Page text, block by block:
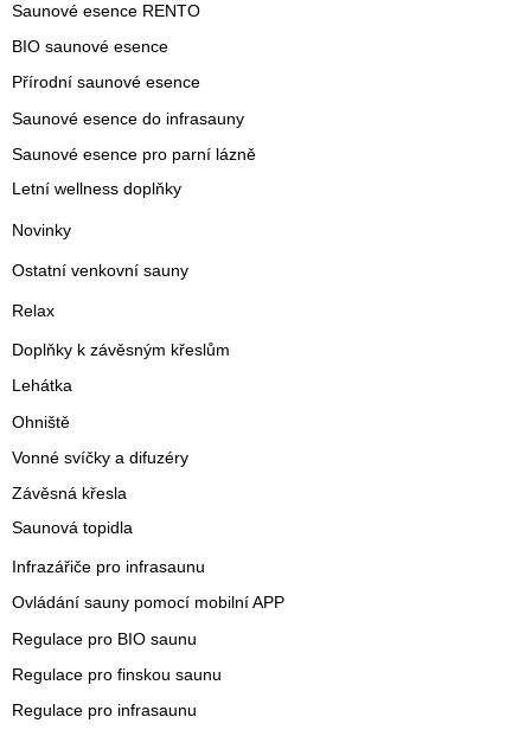
Saunové esence RENTO
BIO saunové esence
Přírodní saunové esence
Saunové esence do infrasauny
Saunové esence pro parní lázně
Letní wellness doplňky
Novinky
Ostatní venkovní sauny
Relax
Doplňky k závěsným křeslům
Lehátka
Ohniště
Vonné svíčky a difuzéry
Závěsná křesla
Saunová topidla
Infrazářiče pro infrasaunu
Ovládání sauny pomocí mobilní APP
Regulace pro BIO saunu
Regulace pro finskou saunu
Regulace pro infrasaunu